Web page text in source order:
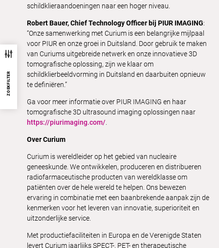
ZOEKFILTER
schildklieraandoeningen naar een hoger niveau.
Robert Bauer, Chief Technology Officer bij PIUR IMAGING:
“Onze samenwerking met Curium is een belangrijke mijlpaal
voor PIUR en onze groei in Duitsland. Door gebruik te maken
van Curiums uitgebreide netwerk en onze innovatieve 3D
tomografische oplossing, zijn we klaar om
schildklierbeeldvorming in Duitsland en daarbuiten opnieuw
te definiëren.”
Ga voor meer informatie over PIUR IMAGING en haar
tomografische 3D ultrasound imaging oplossingen naar
https://piurimaging.com/
Over Curium
Curium is wereldleider op het gebied van nucleaire
geneeskunde. We ontwikkelen, produceren en distribueren
radiofarmaceutische producten van wereldklasse om
patiënten over de hele wereld te helpen. Ons bewezen
ervaring in combinatie met een baanbrekende aanpak zijn de
kenmerken voor het leveren van innovatie, superioriteit en
uitzonderlijke service.
Met productiefaciliteiten in Europa en de Verenigde Staten
levert Curium jaarlijks SPECT-, PET- en therapeutische